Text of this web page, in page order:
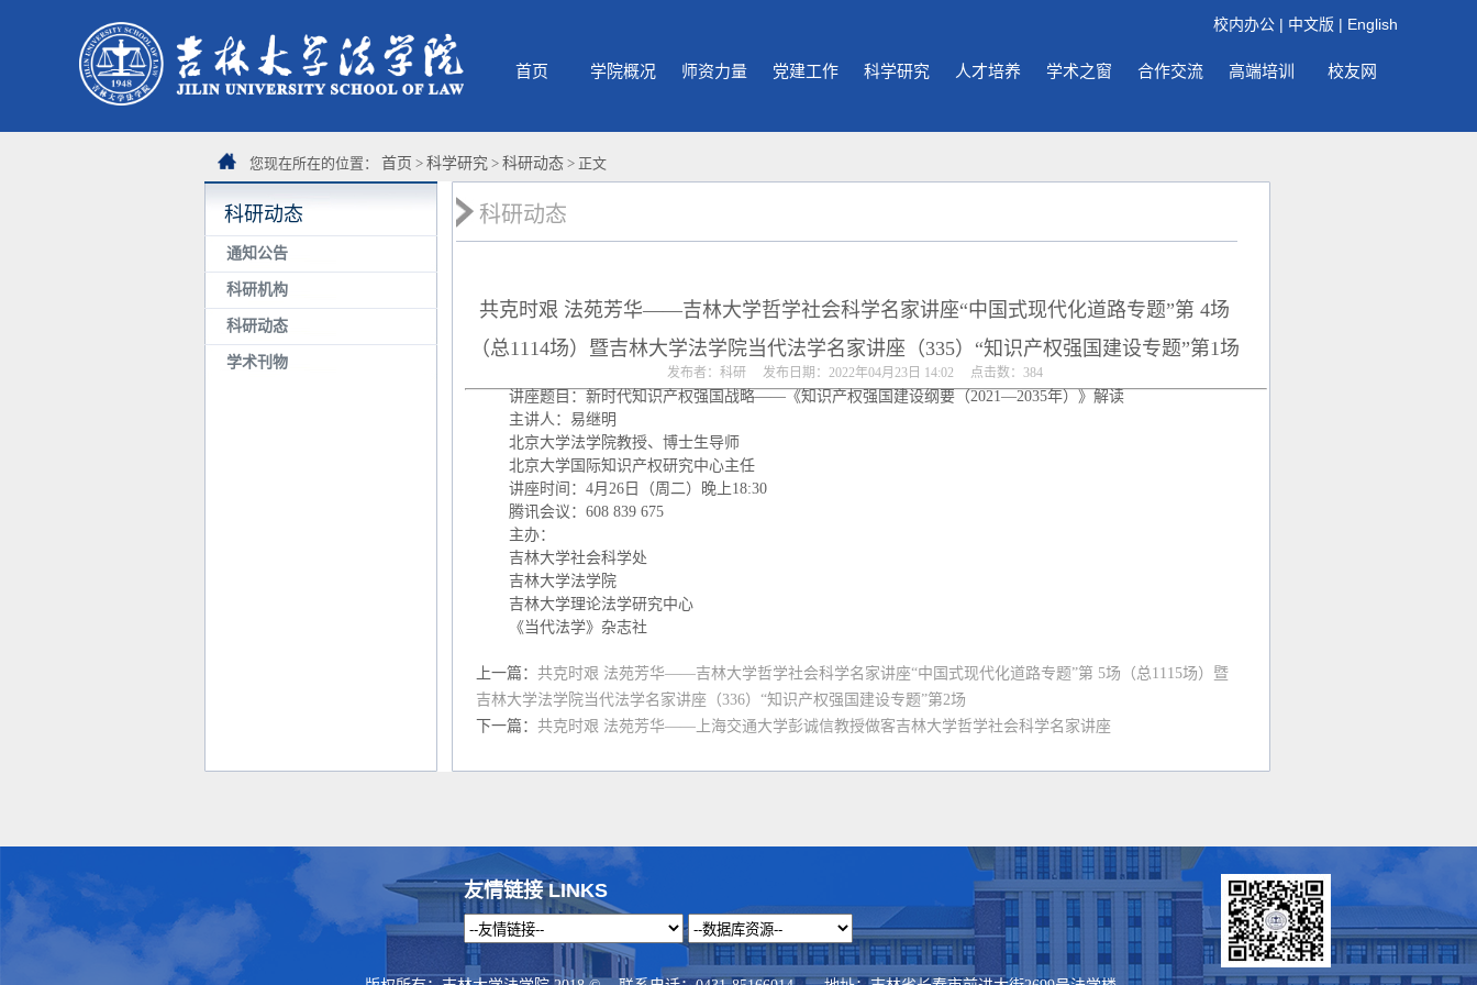
校内办公 | 中文版 | English
首页 学院概况 师资力量 党建工作 科学研究 人才培养 学术之窗 合作交流 高端培训 校友网
您现在所在的位置： 首页 > 科学研究> 科研动态> 正文
科研动态
通知公告
科研机构
科研动态
学术刊物
科研动态
共克时艰 法苑芳华——吉林大学哲学社会科学名家讲座“中国式现代化道路专题”第 4场
（总1114场）暨吉林大学法学院当代法学名家讲座（335）“知识产权强国建设专题”第1场
发布者：科研 发布日期：2022年04月23日 14:02 点击数： 384
讲座题目：新时代知识产权强国战略——《知识产权强国建设纲要（2021—2035年）》解读
主讲人：易继明
北京大学法学院教授、博士生导师
北京大学国际知识产权研究中心主任
讲座时间：4月26日（周二）晚上18:30
腾讯会议：608 839 675
主办：
吉林大学社会科学处
吉林大学法学院
吉林大学理论法学研究中心
《当代法学》杂志社
上一篇： 共克时艰 法苑芳华——吉林大学哲学社会科学名家讲座“中国式现代化道路专题”第 5场（总1115场）暨
吉林大学法学院当代法学名家讲座（336）“知识产权强国建设专题”第2场
下一篇： 共克时艰 法苑芳华——上海交通大学彭诚信教授做客吉林大学哲学社会科学名家讲座
友情链接 LINKS